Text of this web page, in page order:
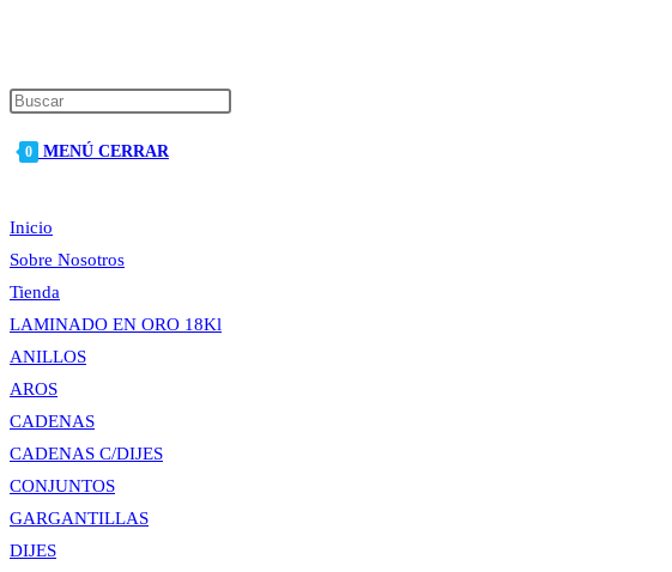
0 MENÚ CERRAR
Inicio
Sobre Nosotros
Tienda
LAMINADO EN ORO 18Kl
ANILLOS
AROS
CADENAS
CADENAS C/DIJES
CONJUNTOS
GARGANTILLAS
DIJES